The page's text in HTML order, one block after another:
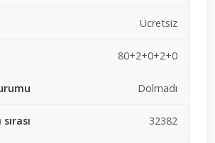
Ücretsiz
80+2+0+2+0
Dolmadı
32382